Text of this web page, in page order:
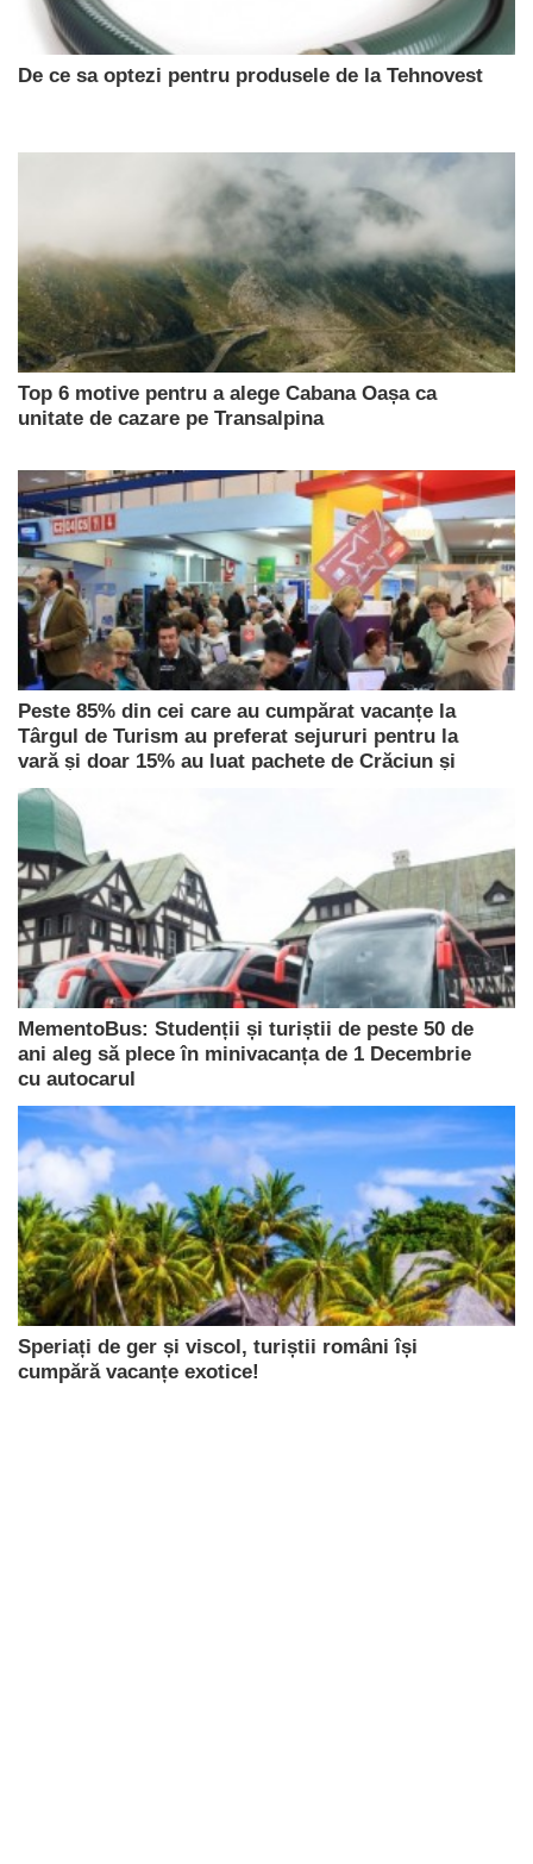
De ce sa optezi pentru produsele de la Tehnovest
Top 6 motive pentru a alege Cabana Oașa ca
unitate de cazare pe Transalpina
Peste 85% din cei care au cumpărat vacanțe la
Târgul de Turism au preferat sejururi pentru la
vară și doar 15% au luat pachete de Crăciun și
Revelion
MementoBus: Studenții și turiștii de peste 50 de
ani aleg să plece în minivacanța de 1 Decembrie
cu autocarul
Speriați de ger și viscol, turiștii români își
cumpără vacanțe exotice!